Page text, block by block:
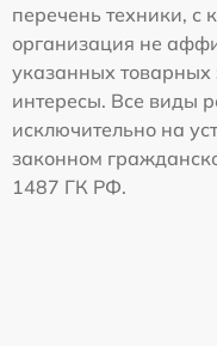
перечень техники, с
организация не
указанных товарных
интересы. Все виды
исключительно на
законном
1487 ГК РФ.